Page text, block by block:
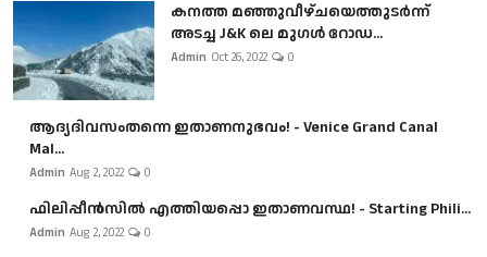
കനത്ത മഞ്ഞുവീഴ്ചയെത്തുടർന്ന്
അടച്ച J&K ലെ മുഗൾ റോഡ...
Admin Oct 26, 2022 0
ആദ്യദിവസംതന്നെ ഇതാണനുഭവം! - Venice Grand Canal
Mal...
Admin Aug 2, 2022 0
ഫിലിപ്പീൻസിൽ എത്തിയപ്പൊ ഇതാണവസ്ഥ! - Starting Phili...
Admin Aug 2, 2022 0